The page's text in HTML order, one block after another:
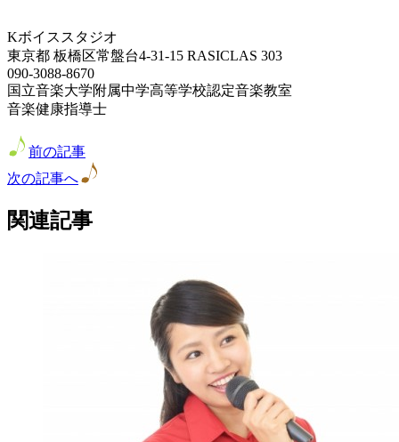
Kボイススタジオ
東京都 板橋区常盤台4-31-15 RASICLAS 303
090-3088-8670
国立音楽大学附属中学高等学校認定音楽教室
音楽健康指導士
前の記事
次の記事へ
関連記事